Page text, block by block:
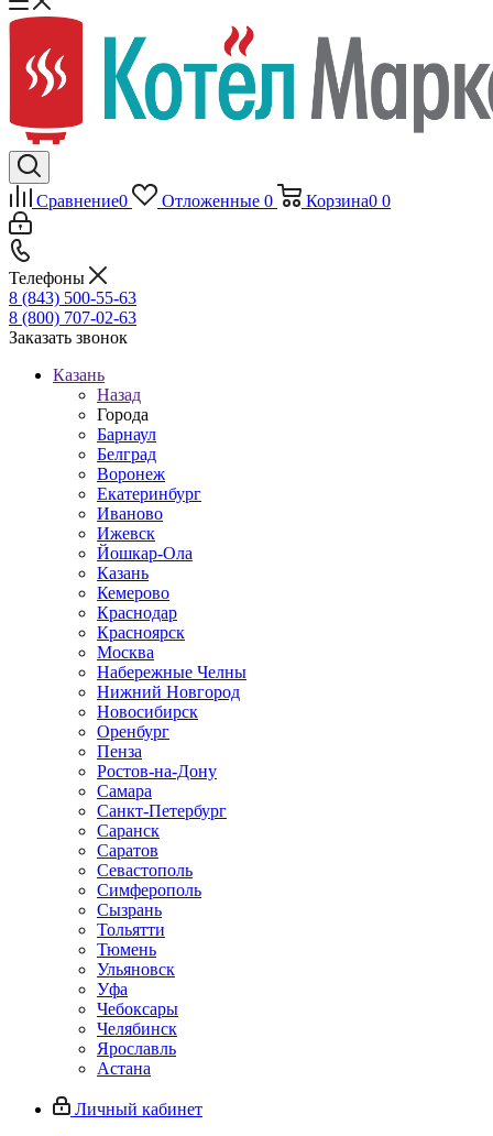
Сравнение0 Отложенные 0 Корзина0 0
Телефоны
8 (843) 500-55-63
8 (800) 707-02-63
Заказать звонок
Казань
Назад
Города
Барнаул
Белград
Воронеж
Екатеринбург
Иваново
Ижевск
Йошкар-Ола
Казань
Кемерово
Краснодар
Красноярск
Москва
Набережные Челны
Нижний Новгород
Новосибирск
Оренбург
Пенза
Ростов-на-Дону
Самара
Санкт-Петербург
Саранск
Саратов
Севастополь
Симферополь
Сызрань
Тольятти
Тюмень
Ульяновск
Уфа
Чебоксары
Челябинск
Ярославль
Астана
Личный кабинет